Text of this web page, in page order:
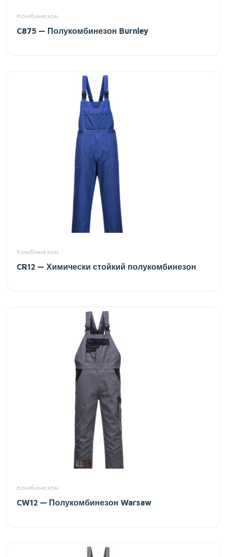
Комбинезон
C875 — Полукомбинезон Burnley
Комбинезон
CR12 — Химически стойкий полукомбинезон
Комбинезон
CW12 — Полукомбинезон Warsaw